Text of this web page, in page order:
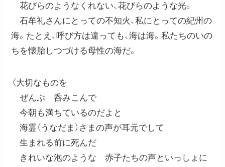
花びらのようなくれない、花びらのような光。
石牟礼さんにとっての不知火、私にとっての紀州の
海。たとえ、呼び方は違っても、海は海。私たちのいの
ちを懐胎しつづける母性の海だ。
〈大切なものを
ぜんぶ 呑みこんで
今朝も満ちているのだよと
海霊（うなだま）さまの声が耳元でして
生まれる前に死んだ
きれいな泡のような 赤子たちの声といっしょに